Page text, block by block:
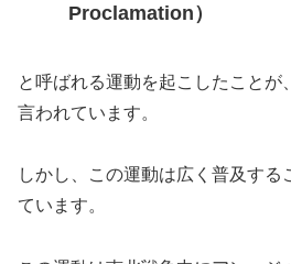
Proclamation）
と呼ばれる運動を起こしたことが
言われています。
しかし、この運動は広く普及す
ています。